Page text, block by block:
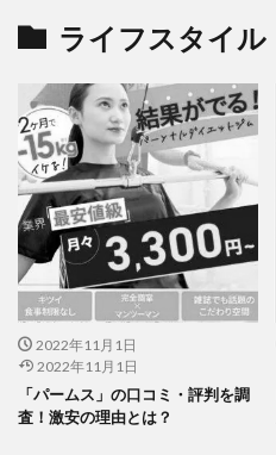
ライフスタイル
2022年11月1日
2022年11月1日
「パームス」の口コミ・評判を調
査！激安の理由とは？